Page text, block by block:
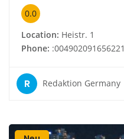
0.0
Location: Heistr. 1
Phone: :004902091656221
R Redaktion Germany